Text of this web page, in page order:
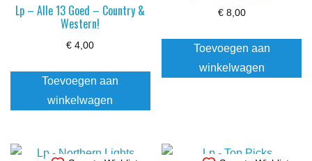
Lp – Alle 13 Goed – Country &
Western!
€ 4,00
Toevoegen aan
winkelwagen
€8,00
Toevoegen aan
winkelwagen